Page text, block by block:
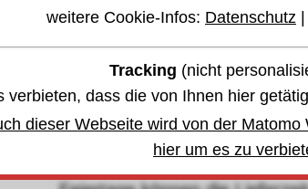
anderen Größen oder Varianten springen:
u. Garantie
bis Donnerstag, den 13. August
weitere Cookie-Infos: Datenschutz
Tracking (nicht
verbieten, dass die von Ihnen hier
dieser Webseite wird von der
hier um es zu